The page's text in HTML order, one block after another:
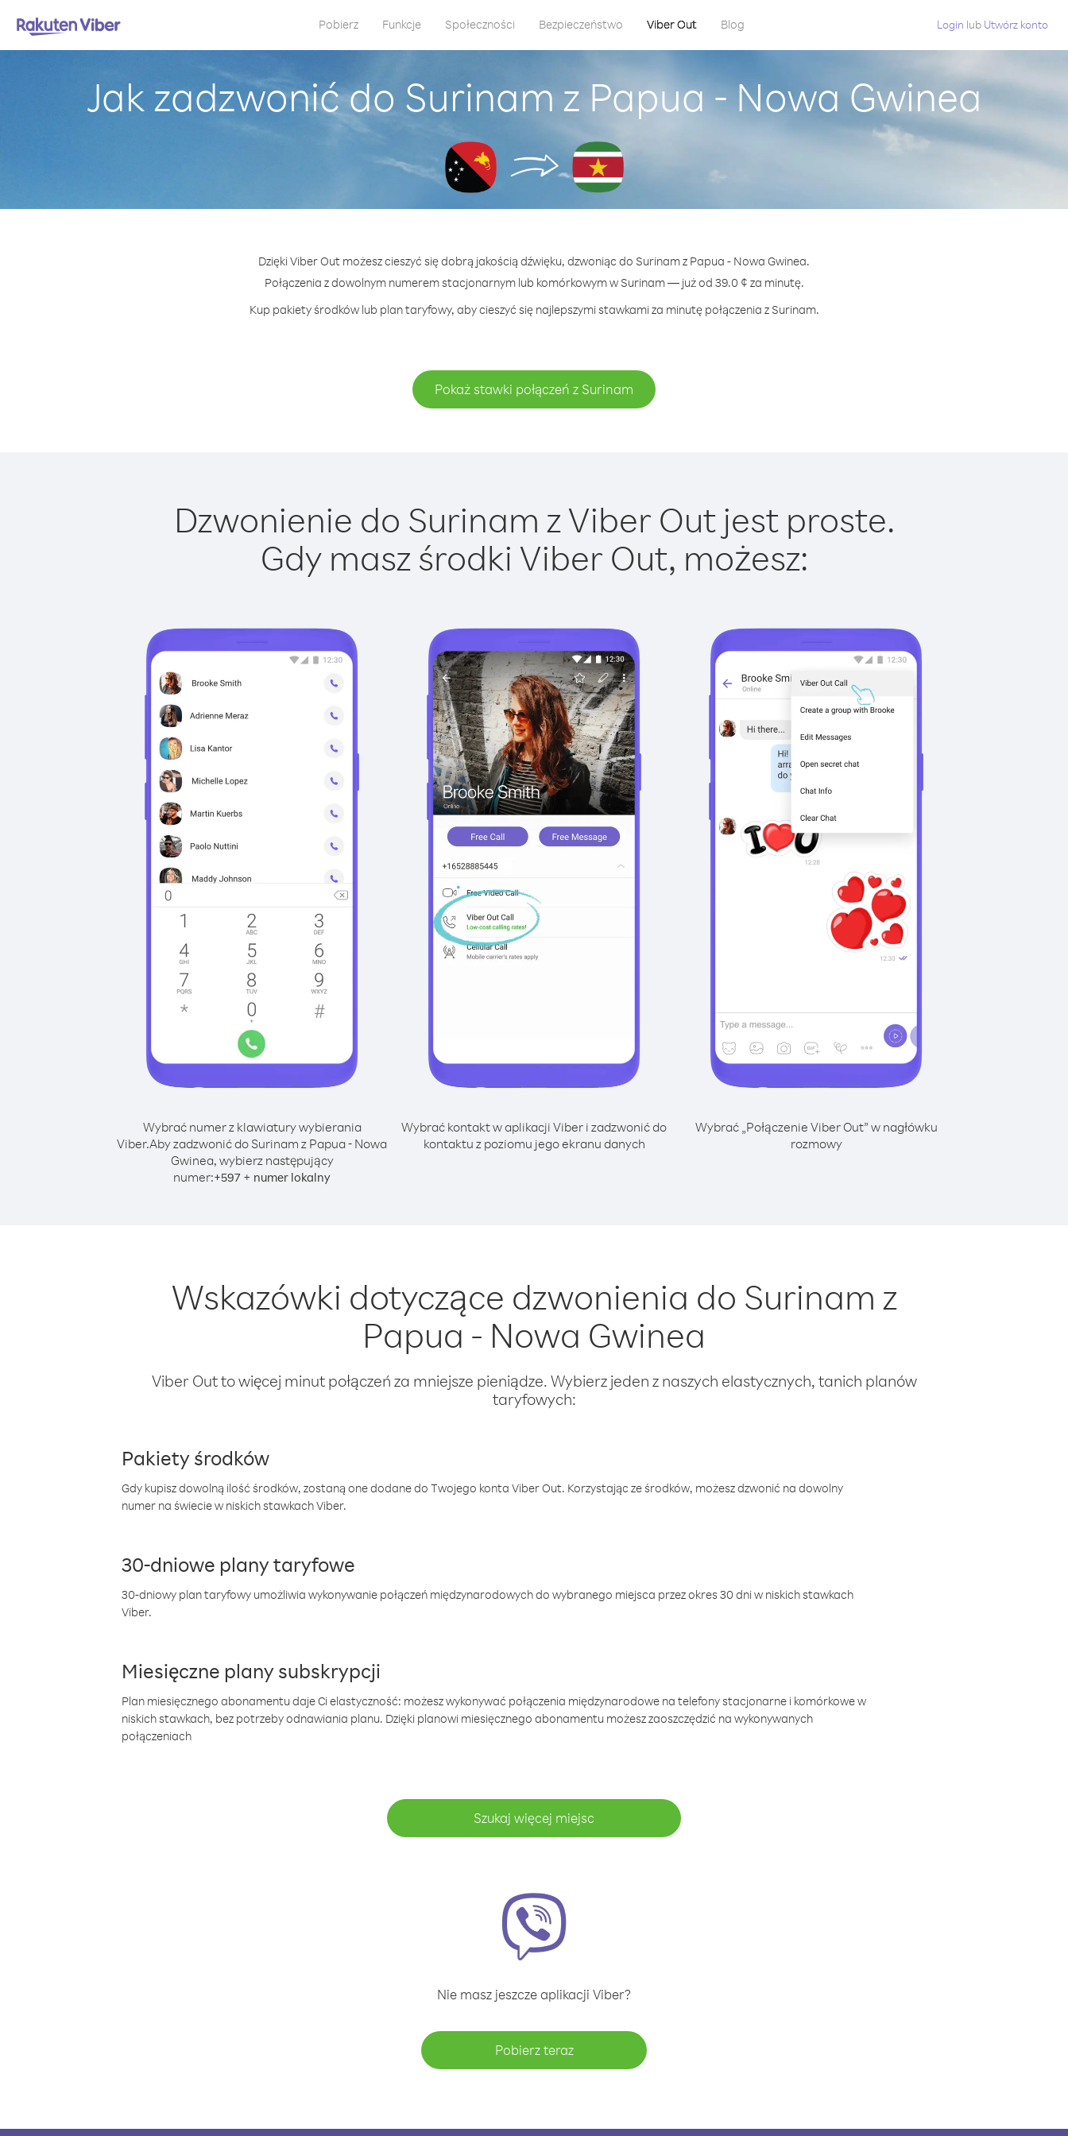
Pobierz Funkcje Społeczności Bezpieczeństwo Viber Out Blog Login lub Utwórz konto
Jak zadzwonić do Surinam z Papua - Nowa Gwinea
Dzięki Viber Out możesz cieszyć się dobrą jakością dźwięku, dzwoniąc do Surinam z Papua - Nowa Gwinea.
Połączenia z dowolnym numerem stacjonarnym lub komórkowym w Surinam — już od 39.0 ¢ za minutę.
Kup pakiety środków lub plan taryfowy, aby cieszyć się najlepszymi stawkami za minutę połączenia z Surinam.
Pokaż stawki połączeń z Surinam
Dzwonienie do Surinam z Viber Out jest proste.
Gdy masz środki Viber Out, możesz:
Wybrać numer z klawiatury wybierania
Viber.Aby zadzwonić do Surinam z Papua - Nowa
Gwinea, wybierz następujący
numer:+597 + numer lokalny
Wybrać kontakt w aplikacji Viber i zadzwonić do
kontaktu z poziomu jego ekranu danych
Wybrać „Połączenie Viber Out” w nagłówku
rozmowy
Wskazówki dotyczące dzwonienia do Surinam z
Papua - Nowa Gwinea
Viber Out to więcej minut połączeń za mniejsze pieniądze. Wybierz jeden z naszych elastycznych, tanich planów
taryfowych:
Pakiety środków
Gdy kupisz dowolną ilość środków, zostaną one dodane do Twojego konta Viber Out. Korzystając ze środków, możesz dzwonić na dowolny
numer na świecie w niskich stawkach Viber.
30-dniowe plany taryfowe
30-dniowy plan taryfowy umożliwia wykonywanie połączeń międzynarodowych do wybranego miejsca przez okres 30 dni w niskich stawkach
Viber.
Miesięczne plany subskrypcji
Plan miesięcznego abonamentu daje Ci elastyczność: możesz wykonywać połączenia międzynarodowe na telefony stacjonarne i komórkowe w
niskich stawkach, bez potrzeby odnawiania planu. Dzięki planowi miesięcznego abonamentu możesz zaoszczędzić na wykonywanych
połączeniach
Szukaj więcej miejsc
Nie masz jeszcze aplikacji Viber?
Pobierz teraz